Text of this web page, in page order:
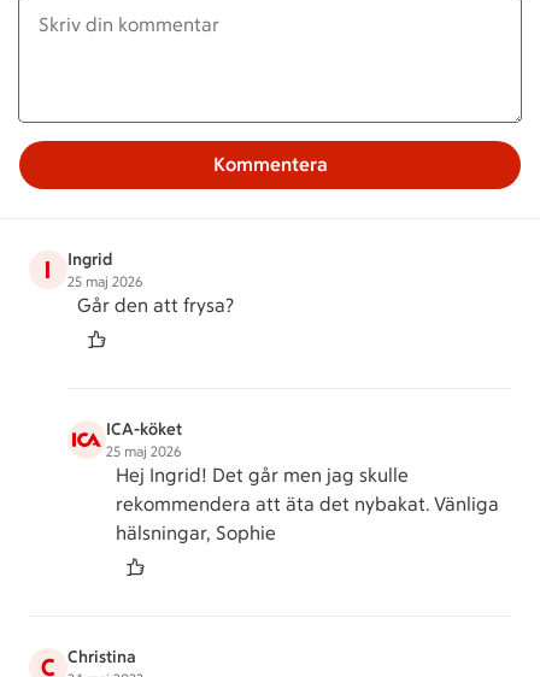
Kommentera
I Ingrid
25 maj 2026
Går den att frysa?
ICA-köket
25 maj 2026
Hej Ingrid! Det går men jag skulle
rekommendera att äta det nybakat. Vänliga
hälsningar, Sophie
C Christina